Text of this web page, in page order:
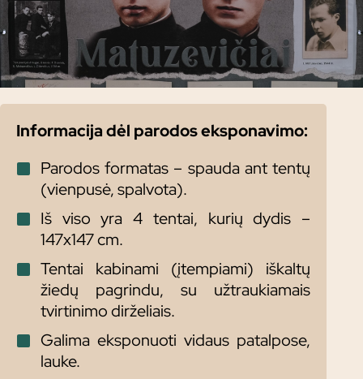
Informacija dėl parodos eksponavimo:
Parodos formatas – spauda ant tentų
(vienpusė, spalvota).
Iš viso yra 4 tentai, kurių dydis –
147x147 cm.
Tentai kabinami (įtempiami) iškaltų
žiedų pagrindu, su užtraukiamais
tvirtinimo dirželiais.
Galima eksponuoti vidaus patalpose,
lauke.